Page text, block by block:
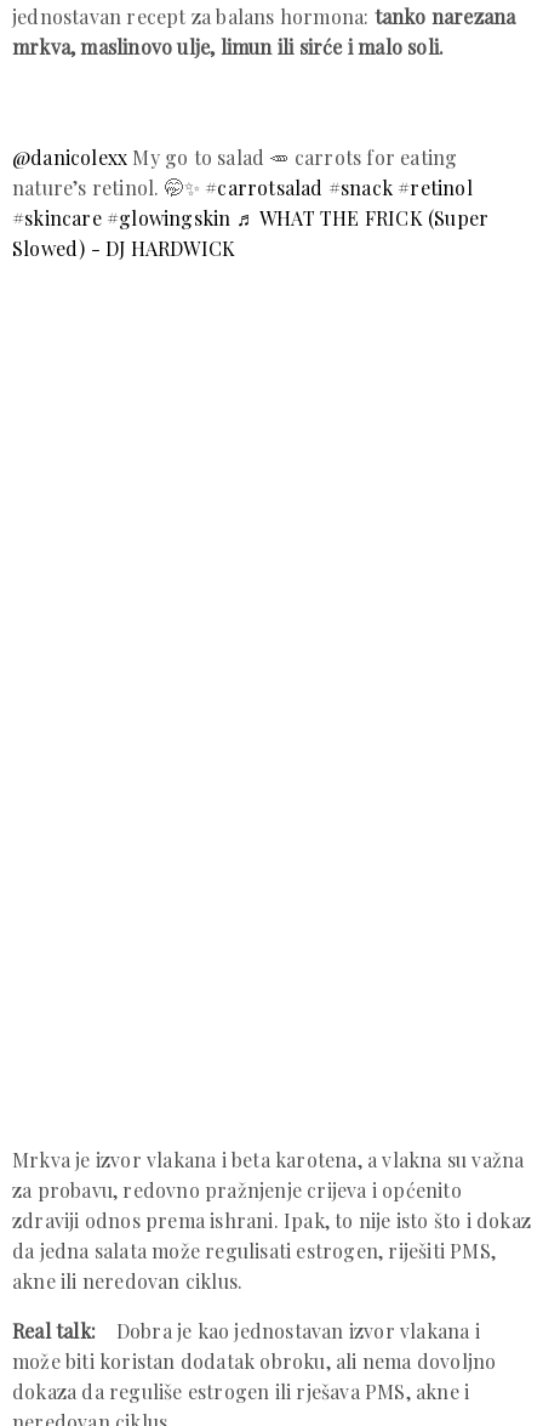
jednostavan recept za balans hormona: tanko narezana
mrkva, maslinovo ulje, limun ili sirće i malo soli.
@danicolexx My go to salad 🥕 carrots for eating
nature’s retinol. 🤭✨ #carrotsalad #snack #retinol
#skincare #glowingskin ♬ WHAT THE FRICK (Super
Slowed) - DJ HARDWICK
Mrkva je izvor vlakana i beta karotena, a vlakna su važna
za probavu, redovno pražnjenje crijeva i općenito
zdraviji odnos prema ishrani. Ipak, to nije isto što i dokaz
da jedna salata može regulisati estrogen, riješiti PMS,
akne ili neredovan ciklus.
Real talk:
Dobra je kao jednostavan izvor vlakana i
može biti koristan dodatak obroku, ali nema dovoljno
dokaza da reguliše estrogen ili rješava PMS, akne i